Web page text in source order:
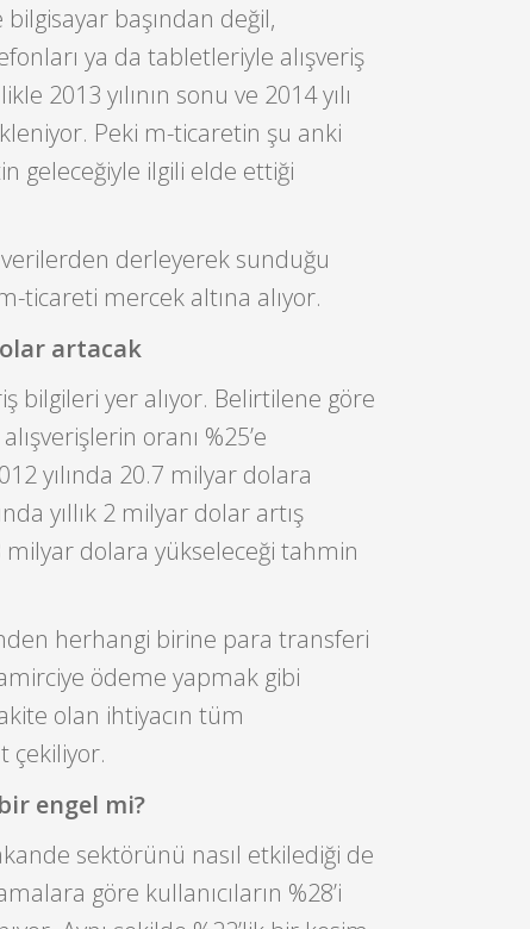
başından değil,
ya da tabletleriyle alışveriş
2013 yılının sonu ve 2014 yılı
Peki m-ticaretin şu anki
geleceğiyle ilgili elde ettiği
derleyerek sunduğu
ticareti mercek altına alıyor.
artacak
bilgileri yer alıyor. Belirtilene göre
oranı %25’e
yılında 20.7 milyar dolara
yıllık 2 milyar dolar artış
milyar dolara yükseleceği tahmin
herhangi birine para transferi
ödeme yapmak gibi
olan ihtiyacın tüm
çekiliyor.
engel mi?
sektörünü nasıl etkilediği de
göre kullanıcıların %28’i